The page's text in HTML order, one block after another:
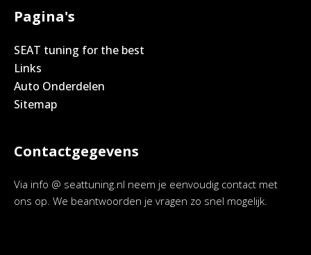
Pagina's
SEAT tuning for the best
Links
Auto Onderdelen
Sitemap
Contactgegevens
Via info @ seattuning.nl neem je eenvoudig contact met
ons op. We beantwoorden je vragen zo snel mogelijk.